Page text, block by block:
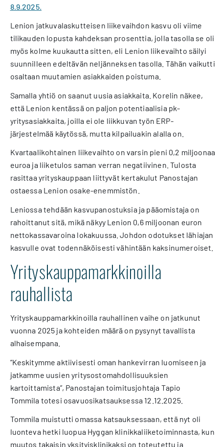
8.9.2025.
Lenion jatkuvalaskutteisen liikevaihdon kasvu oli viime
tilikauden lopusta kahdeksan prosenttia, jolla tasolla se oli
myös kolme kuukautta sitten, eli Lenion liikevaihto säilyi
suunnilleen edeltävän neljänneksen tasolla. Tähän vaikutti
osaltaan muutamien asiakkaiden poistuma.
Samalla yhtiö on saanut uusia asiakkaita. Korelin näkee,
että Lenion kentässä on paljon potentiaalisia pk-
yritysasiakkaita, joilla ei ole liikkuvan työn ERP-
järjestelmää käytössä, mutta kilpailuakin alalla on.
Kvartaalikohtainen liikevaihto on varsin pieni 0,2 miljoonaa
euroa ja liiketulos saman verran negatiivinen. Tulosta
rasittaa yrityskauppaan liittyvät kertakulut Panostajan
ostaessa Lenion osake-enemmistön.
Leniossa tehdään kasvupanostuksia ja pääomistaja on
rahoittanut sitä, mikä näkyy Lenion 0,6 miljoonan euron
nettokassavaroina lokakuussa. Johdon odotukset lähiajan
kasvulle ovat todennäköisesti vähintään kaksinumeroiset.
Yrityskauppamarkkinoilla
rauhallista
Yrityskauppamarkkinoilla rauhallinen vaihe on jatkunut
vuonna 2025 ja kohteiden määrä on pysynyt tavallista
alhaisempana.
”Keskitymme aktiivisesti oman hankevirran luomiseen ja
jatkamme uusien yritysostomahdollisuuksien
kartoittamista”, Panostajan toimitusjohtaja Tapio
Tommila totesi osavuosikatsauksessa 12.12.2025.
Tommila muistutti omassa katsauksessaan, että nyt oli
luonteva hetki luopua Hyggan klinikkaliiketoiminnasta, kun
muutos takaisin yksityisklinikaksi on toteutettu ja